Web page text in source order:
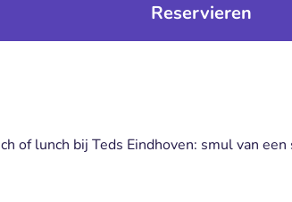
Reservieren
of lunch bij Teds Eindhoven: smul van